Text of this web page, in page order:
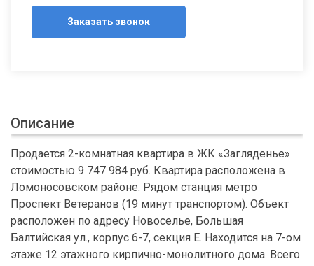
Заказать звонок
Описание
Продается 2-комнатная квартира в ЖК «Загляденье»
стоимостью 9 747 984 руб. Квартира расположена в
Ломоносовском районе. Рядом станция метро
Проспект Ветеранов (19 минут транспортом). Объект
расположен по адресу Новоселье, Большая
Балтийская ул., корпус 6-7, секция Е. Находится на 7-ом
этаже 12 этажного кирпично-монолитного дома. Всего